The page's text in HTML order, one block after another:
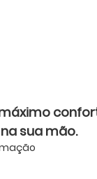
sua mão.